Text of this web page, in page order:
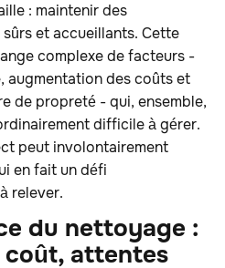
: maintenir des
et accueillants. Cette
complexe de facteurs -
des coûts et
de propreté - qui, ensemble,
difficile à gérer.
peut involontairement
en fait un défi
relever.
du nettoyage :
attentes